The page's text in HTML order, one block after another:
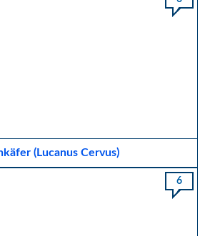
(Lucanus Cervus)
6